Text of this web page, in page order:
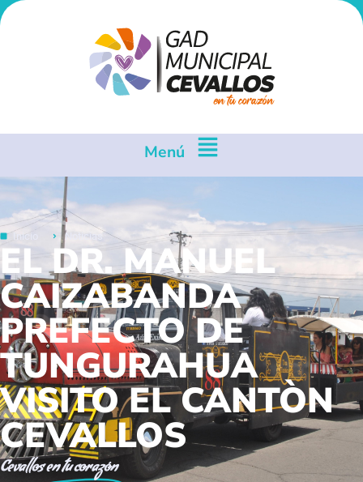
Menú
Inicio Noticias
EL DR. MANUEL
CAIZABANDA
PREFECTO DE
TUNGURAHUA
VISITO EL CANTÒN
CEVALLOS
Cevallosen tu corazón